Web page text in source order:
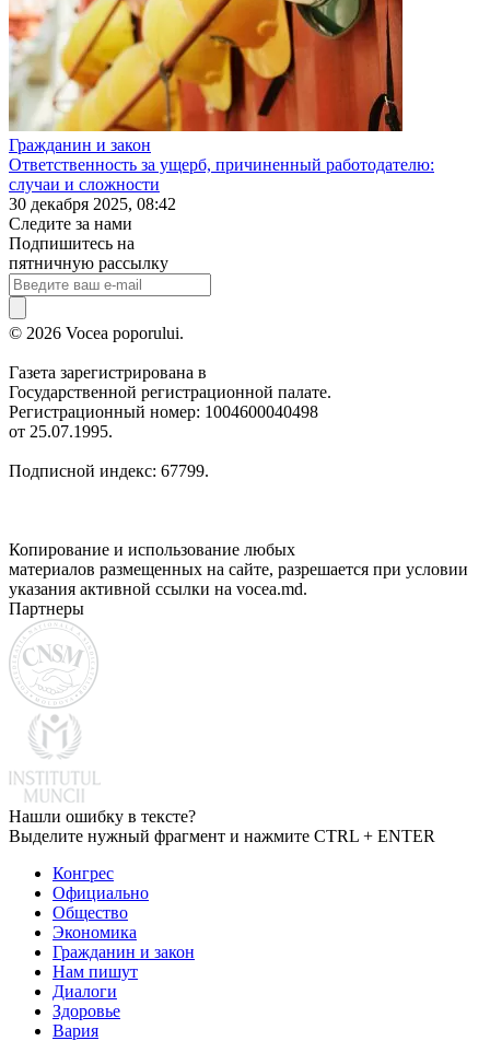
Гражданин и закон
Ответственность за ущерб, причиненный работодателю:
случаи и сложности
30 декабря 2025, 08:42
Следите за нами
Подпишитесь на
пятничную рассылку
© 2026 Vocea poporului.
Газета зарегистрирована в
Государственной регистрационной палате.
Регистрационный номер: 1004600040498
от 25.07.1995.
Подписной индекс: 67799.
Копирование и использование любых
материалов размещенных на сайте, разрешается при условии
указания активной ссылки на vocea.md.
Партнеры
Нашли ошибку в тексте?
Выделите нужный фрагмент и нажмите CTRL + ENTER
Конгрес
Официально
Общество
Экономика
Гражданин и закон
Нам пишут
Диалоги
Здоровье
Вария